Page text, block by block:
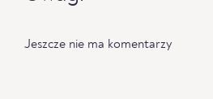
Jeszcze nie ma komentarzy